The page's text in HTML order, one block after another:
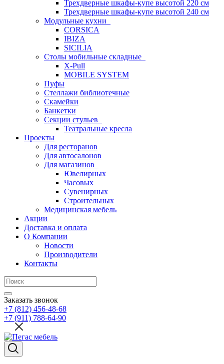
Трехдверные шкафы-купе высотой 220 см
Трехдверные шкафы-купе высотой 240 см
Модульные кухни
CORSICA
IBIZA
SICILIA
Столы мобильные складные
X-Pull
MOBILE SYSTEM
Пуфы
Стеллажи библиотечные
Скамейки
Банкетки
Секции стульев
Театральные кресла
Проекты
Для ресторанов
Для автосалонов
Для магазинов
Ювелирных
Часовых
Сувенирных
Строительных
Медицинская мебель
Акции
Доставка и оплата
О Компании
Новости
Производители
Контакты
Заказать звонок
+7 (812) 456-48-68
+7 (911) 788-64-90